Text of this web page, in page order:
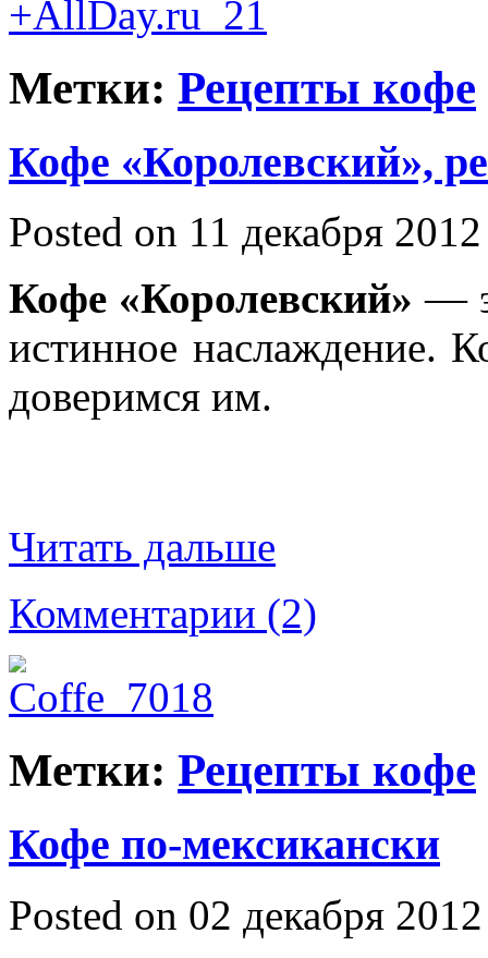
Метки: Рецепты кофе
Кофе «Королевский»,
Posted on 11 декабря
Кофе «Королевский» —
истинное наслаждение.
доверимся им.
Читать дальше
Комментарии (2)
Метки: Рецепты кофе
Кофе по-мексикански
Posted on 02 декабря